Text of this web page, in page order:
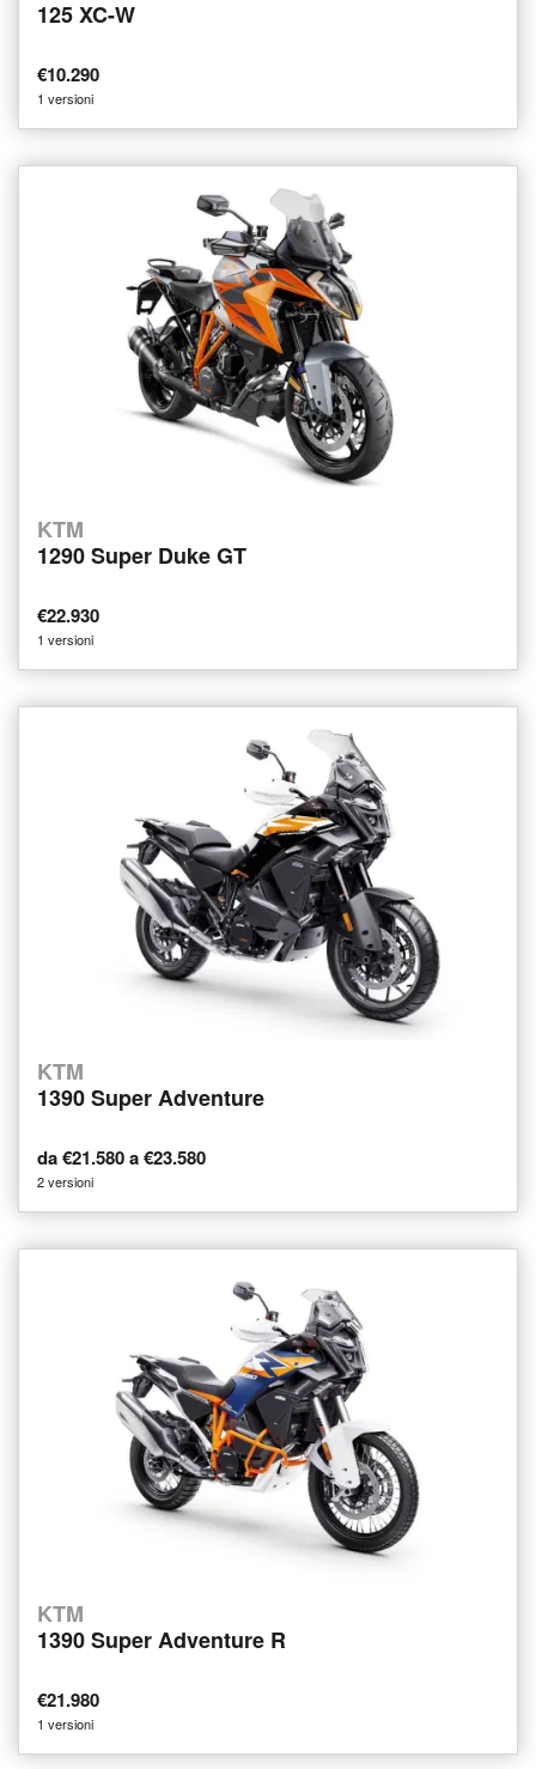
125 XC-W
€10.290
1 versioni
KTM
1290 Super Duke GT
€22.930
1 versioni
KTM
1390 Super Adventure
da €21.580 a €23.580
2 versioni
KTM
1390 Super Adventure R
€21.980
1 versioni